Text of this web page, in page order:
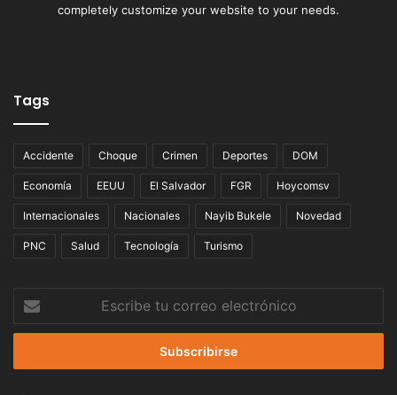
completely customize your website to your needs.
Tags
Accidente Choque Crimen Deportes DOM
Economía EEUU El Salvador FGR Hoycomsv
Internacionales Nacionales Nayib Bukele Novedad
PNC Salud Tecnología Turismo
correo